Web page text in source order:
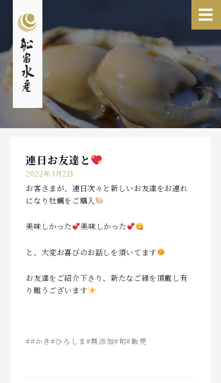
連日お友達と
2022年3月2日
お客さまが、連日次々と新しいお友達をお連れ
になり牡蠣をご購入
美味しかった 美味しかった
と、大変お喜びのお話しを頂いてます
お友達をご紹介下さり、新たなご縁を頂戴し有
り難うございます
##かき#ひろしま#無添加#旬#販売